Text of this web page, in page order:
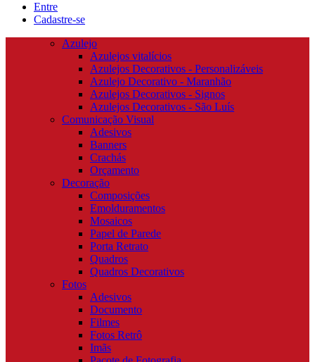
Entre
Cadastre-se
Azulejo
Azulejos vitalícios
Azulejos Decorativos - Personalizáveis
Azulejo Decorativo - Maranhão
Azulejos Decorativos - Signos
Azulejos Decorativos - São Luís
Comunicação Visual
Adesivos
Banners
Crachás
Orçamento
Decoração
Composições
Emolduramentos
Mosaicos
Papel de Parede
Porta Retrato
Quadros
Quadros Decorativos
Fotos
Adesivos
Documento
Filmes
Fotos Retrô
Imãs